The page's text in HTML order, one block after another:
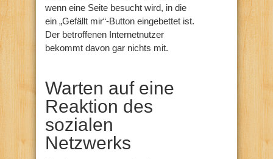
wenn eine Seite besucht wird, in die
ein „Gefällt mir“-Button eingebettet ist.
Der betroffenen Internetnutzer
bekommt davon gar nichts mit.
Warten auf eine
Reaktion des
sozialen
Netzwerks